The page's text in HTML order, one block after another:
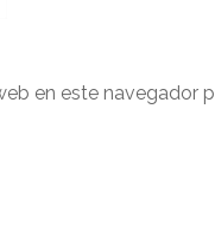
en este navegador